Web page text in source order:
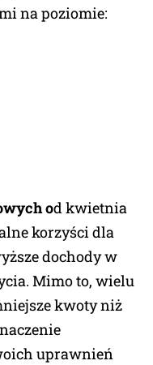
na poziomie:
od kwietnia
korzyści dla
dochody w
Mimo to, wielu
kwoty niż
uprawnień